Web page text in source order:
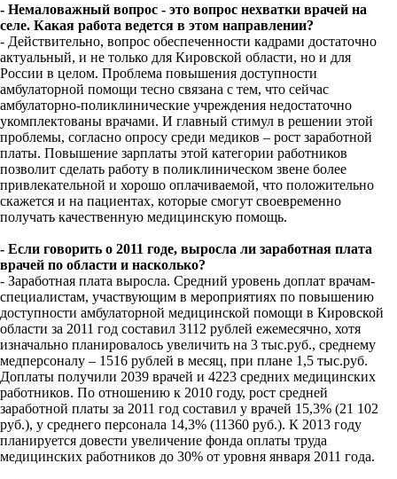
- Немаловажный вопрос - это вопрос нехватки врачей на
селе. Какая работа ведется в этом направлении?
- Действительно, вопрос обеспеченности кадрами достаточно
актуальный, и не только для Кировской области, но и для
России в целом. Проблема повышения доступности
амбулаторной помощи тесно связана с тем, что сейчас
амбулаторно-поликлинические учреждения недостаточно
укомплектованы врачами. И главный стимул в решении этой
проблемы, согласно опросу среди медиков – рост заработной
платы. Повышение зарплаты этой категории работников
позволит сделать работу в поликлиническом звене более
привлекательной и хорошо оплачиваемой, что положительно
скажется и на пациентах, которые смогут своевременно
получать качественную медицинскую помощь.
- Если говорить о 2011 годе, выросла ли заработная плата
врачей по области и насколько?
- Заработная плата выросла. Средний уровень доплат врачам-
специалистам, участвующим в мероприятиях по повышению
доступности амбулаторной медицинской помощи в Кировской
области за 2011 год составил 3112 рублей ежемесячно, хотя
изначально планировалось увеличить на 3 тыс.руб., среднему
медперсоналу – 1516 рублей в месяц, при плане 1,5 тыс.руб.
Доплаты получили 2039 врачей и 4223 средних медицинских
работников. По отношению к 2010 году, рост средней
заработной платы за 2011 год составил у врачей 15,3% (21 102
руб.), у среднего персонала 14,3% (11360 руб.). К 2013 году
планируется довести увеличение фонда оплаты труда
медицинских работников до 30% от уровня января 2011 года.